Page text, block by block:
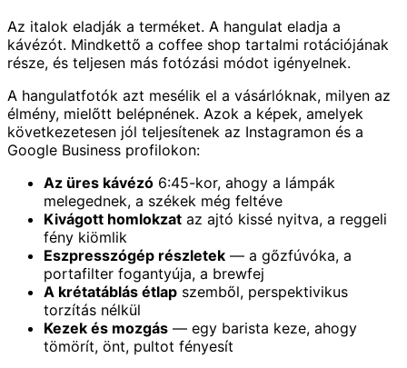
Az italok eladják a terméket. A hangulat eladja a
kávézót. Mindkettő a coffee shop tartalmi rotációjának
része, és teljesen más fotózási módot igényelnek.
A hangulatfotók azt mesélik el a vásárlóknak, milyen az
élmény, mielőtt belépnének. Azok a képek, amelyek
következetesen jól teljesítenek az Instagramon és a
Google Business profilokon:
Az üres kávézó 6:45-kor, ahogy a lámpák
melegednek, a székek még feltéve
Kivágott homlokzat az ajtó kissé nyitva, a reggeli
fény kiömlik
Eszpresszógép részletek — a gőzfúvóka, a
portafilter fogantyúja, a brewfej
A krétatáblás étlap szemből, perspektivikus
torzítás nélkül
Kezek és mozgás — egy barista keze, ahogy
tömörít, önt, pultot fényesít